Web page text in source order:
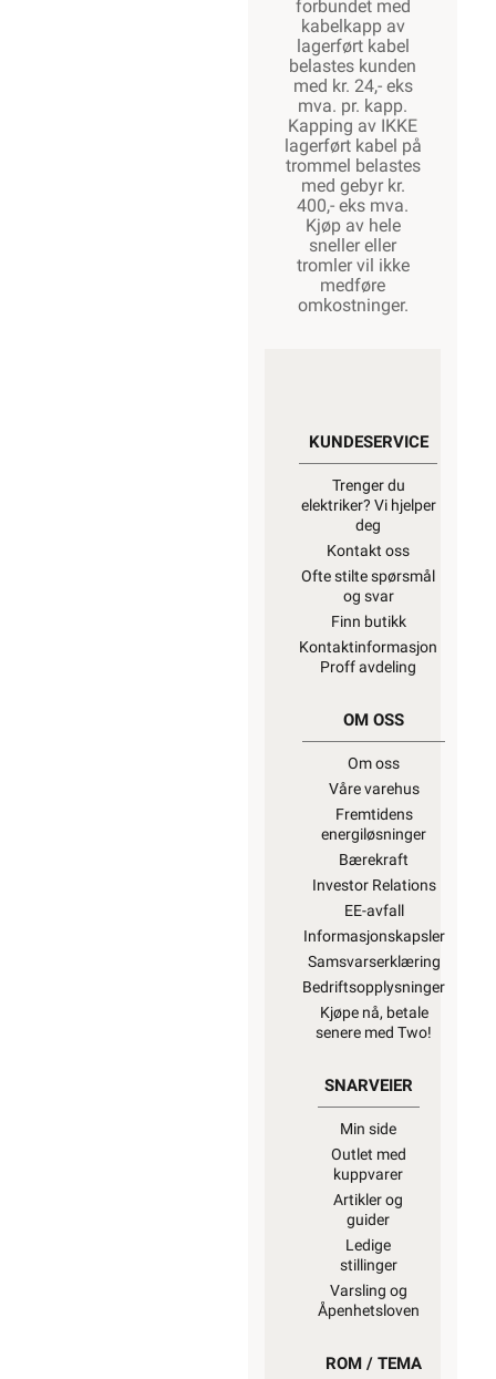
forbundet med
kabelkapp av
lagerført kabel
belastes kunden
med kr. 24,- eks
mva. pr. kapp.
Kapping av IKKE
lagerført kabel på
trommel belastes
med gebyr kr.
400,- eks mva.
Kjøp av hele
sneller eller
tromler vil ikke
medføre
omkostninger.
KUNDESERVICE
Trenger du
elektriker? Vi hjelper
deg
Kontakt oss
Ofte stilte spørsmål
og svar
Finn butikk
Kontaktinformasjon
Proff avdeling
OM OSS
Om oss
Våre varehus
Fremtidens
energiløsninger
Bærekraft
Investor Relations
EE-avfall
Informasjonskapsler
Samsvarserklæring
Bedriftsopplysninger
Kjøpe nå, betale
senere med Two!
SNARVEIER
Min side
Outlet med
kuppvarer
Artikler og
guider
Ledige
stillinger
Varsling og
Åpenhetsloven
ROM / TEMA